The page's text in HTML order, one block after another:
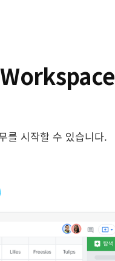
를 시작할 수 있습니다.